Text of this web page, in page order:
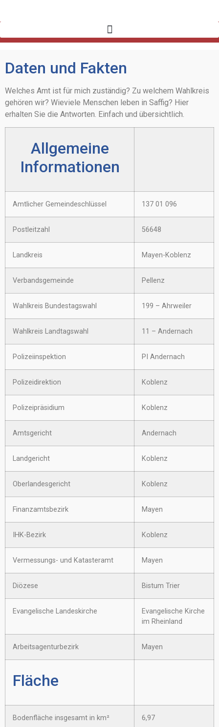
Daten und Fakten
Welches Amt ist für mich zuständig? Zu welchem Wahlkreis
gehören wir? Wieviele Menschen leben in Saffig? Hier
erhalten Sie die Antworten. Einfach und übersichtlich.
Allgemeine
Informationen
Amtlicher Gemeindeschlüssel 137 01 096
Postleitzahl 56648
Landkreis Mayen-Koblenz
Verbandsgemeinde Pellenz
Wahlkreis Bundestagswahl 199 – Ahrweiler
Wahlkreis Landtagswahl 11 – Andernach
Polizeiinspektion PI Andernach
Polizeidirektion Koblenz
Polizeipräsidium Koblenz
Amtsgericht Andernach
Landgericht Koblenz
Oberlandesgericht Koblenz
Finanzamtsbezirk Mayen
IHK-Bezirk Koblenz
Vermessungs- und Katasteramt Mayen
Diözese Bistum Trier
Evangelische Landeskirche
Evangelische Kirche
im Rheinland
Arbeitsagenturbezirk Mayen
Fläche
Bodenfläche insgesamt in km² 6,97